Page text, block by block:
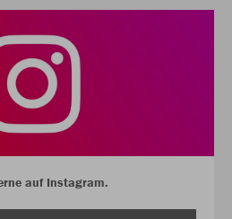
auf Instagram.